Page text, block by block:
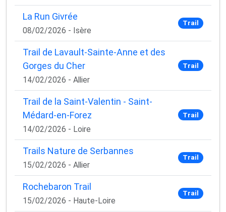
La Run Givrée
08/02/2026 - Isère
Trail
Trail de Lavault-Sainte-Anne et des
Gorges du Cher
14/02/2026 - Allier
Trail
Trail de la Saint-Valentin - Saint-
Médard-en-Forez
14/02/2026 - Loire
Trail
Trails Nature de Serbannes
15/02/2026 - Allier
Trail
Rochebaron Trail
15/02/2026 - Haute-Loire
Trail